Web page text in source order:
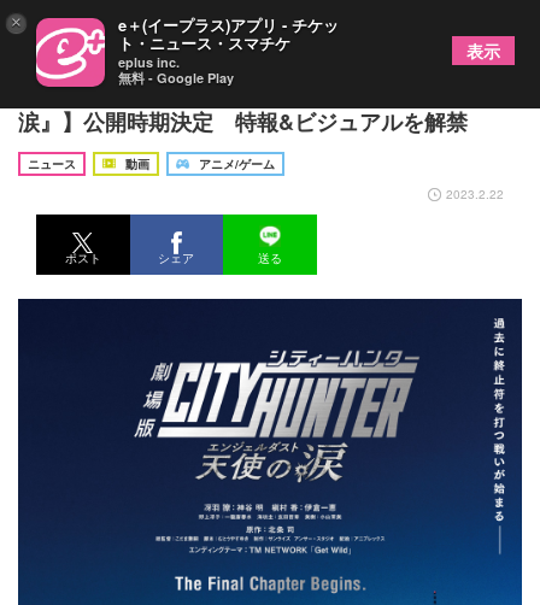
【タイトルは『劇場版シティーハンター 天使の
涙』】公開時期決定 特報&ビジュアルを解禁
ニュース 動画
アニメ/ゲーム
2023.2.22
ポスト シェア 送る
× e＋(イープラス)アプリ - チケッ
ト・ニュース・スマチケ
eplus inc.
無料 - Google Play
表示